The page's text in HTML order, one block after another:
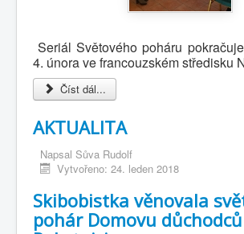
Seriál Světového poháru
4. února ve francouzském středisku
Číst dál...
AKTUALITA
Napsal Sůva Rudolf
Vytvořeno: 24. leden 2018
Skibobistka věnovala
pohár Domovu